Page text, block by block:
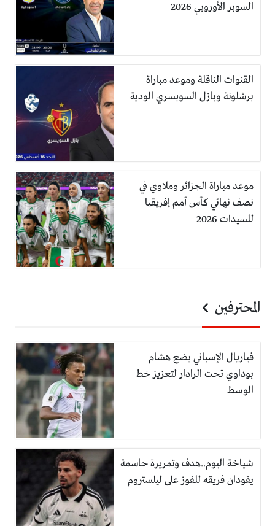
السوبر الأوروبي 2026
القنوات الناقلة وموعد مباراة
برشلونة وبازل السويسري الودية
موعد مباراة الجزائر وملاوي في
نصف نهائي كأس أمم إفريقيا
للسيدات 2026
المحترفين
فياريال الإسباني يضع هشام
بوداوي تحت الرادار لتعزيز خط
الوسط
شياخة اليوم..هدف وتمريرة حاسمة
يقودان فريقه للفوز على ليلستروم